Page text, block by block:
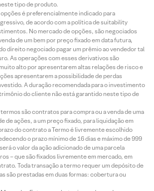
tipo de produto.
é preferencialmente indicado para
de acordo com a política de suitability
No mercado de opções, são negociados
de um bem por preço fixado em data futura,
direito negociado pagar um prêmio ao vendedor tal
As operações com esses derivativos são
alto por apresentarem altas relações de risco e
apresentarem a possibilidade de perdas
A duração recomendada para o investimento
do cliente não está garantido neste tipo de
são contratos para compra ou a venda de uma
de ações, a um preço fixado, para liquidação em
do contrato a Termo é livremente escolhido
o prazo mínimo de 16 dias e máximo de 999
o valor da ação adicionado de uma parcela
– que são fixados livremente em mercado, em
Toda transação a termo requer um depósito de
são prestadas em duas formas: cobertura ou